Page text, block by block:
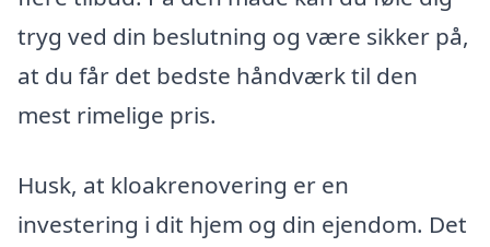
tryg ved din beslutning og være sikker på,
at du får det bedste håndværk til den
mest rimelige pris.
Husk, at kloakrenovering er en
investering i dit hjem og din ejendom. Det